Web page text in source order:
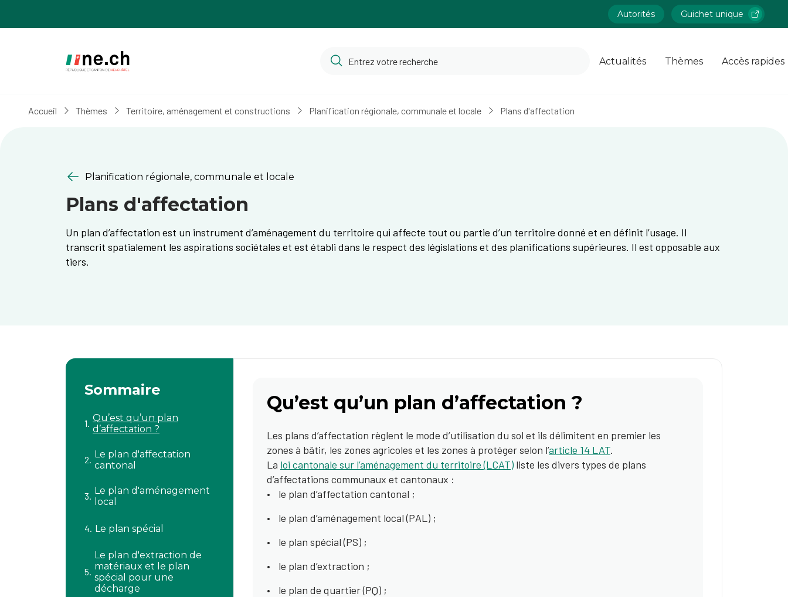
Autorités Guichet unique
Actualités Thèmes Accès rapides
Accueil Thèmes Territoire, aménagement et constructions Planification régionale, communale et locale Plans d'affectation
Planification régionale, communale et locale
Plans d'affectation
Un plan d’affectation est un instrument d’aménagement du territoire qui affecte tout ou partie d’un territoire donné et en définit l’usage. Il
transcrit spatialement les aspirations sociétales et est établi dans le respect des législations et des planifications supérieures. Il est opposable aux
tiers.
Sommaire
Qu’est qu’un plan
d’affectation ?
Le plan d'affectation
cantonal
Le plan d'aménagement
local
Le plan spécial
Le plan d'extraction de
matériaux et le plan
spécial pour une
décharge
Qu’est qu’un plan d’affectation ?
Les plans d’affectation règlent le mode d’utilisation du sol et ils délimitent en premier les
zones à bâtir, les zones agricoles et les zones à protéger selon l’article 14 LAT.
La loi cantonale sur l’aménagement du territoire (LCAT) liste les divers types de plans
d’affectations communaux et cantonaux :
le plan d’affectation cantonal ;
le plan d’aménagement local (PAL) ;
le plan spécial (PS) ;
le plan d’extraction ;
le plan de quartier (PQ) ;